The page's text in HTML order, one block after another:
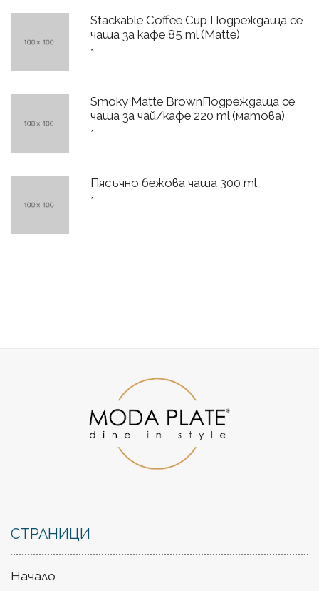
Stackable Coffee Cup Подреждаща се
чаша за кафе 85 ml (Matte)
*
Smoky Matte BrownПодреждаща се
чаша за чай/кафе 220 ml (матова)
*
Пясъчно бежова чаша 300 ml
*
СТРАНИЦИ
Начало